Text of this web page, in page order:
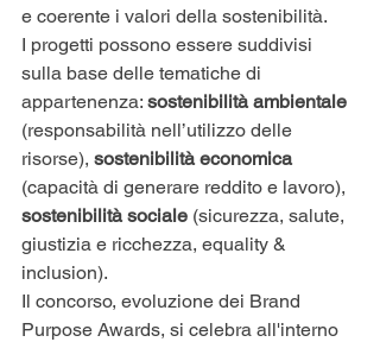
e coerente i valori della sostenibilità.
I progetti possono essere suddivisi
sulla base delle tematiche di
appartenenza: sostenibilità ambientale
(responsabilità nell’utilizzo delle
risorse), sostenibilità economica
(capacità di generare reddito e lavoro),
sostenibilità sociale (sicurezza, salute,
giustizia e ricchezza, equality &
inclusion).
Il concorso, evoluzione dei Brand
Purpose Awards, si celebra all'interno